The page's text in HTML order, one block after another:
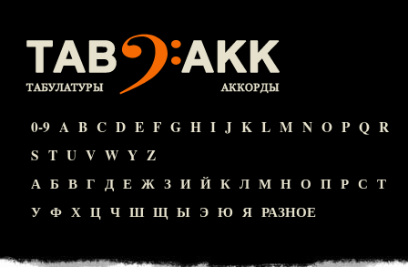
0-9 A B C D E F G H I J K L M N O P Q R
S T U V W Y Z
А Б В Г Д Е Ж З И Й К Л М Н О П Р С Т
У Ф Х Ц Ч Ш Щ Ы Э Ю Я РАЗНОЕ